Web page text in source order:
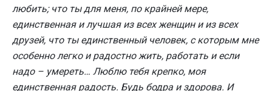
любить; что ты для меня, по крайней мере,
единственная и лучшая из всех женщин и из всех
друзей, что ты единственный человек, с которым мне
особенно легко и радостно жить, работать и если
надо – умереть… Люблю тебя крепко, моя
единственная радость. Будь бодра и здорова. И